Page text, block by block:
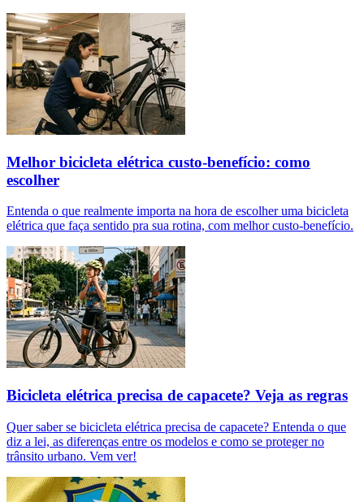
Melhor bicicleta elétrica custo-benefício: como
escolher
Entenda o que realmente importa na hora de escolher uma bicicleta
elétrica que faça sentido pra sua rotina, com melhor custo-benefício.
Bicicleta elétrica precisa de capacete? Veja as regras
Quer saber se bicicleta elétrica precisa de capacete? Entenda o que
diz a lei, as diferenças entre os modelos e como se proteger no
trânsito urbano. Vem ver!